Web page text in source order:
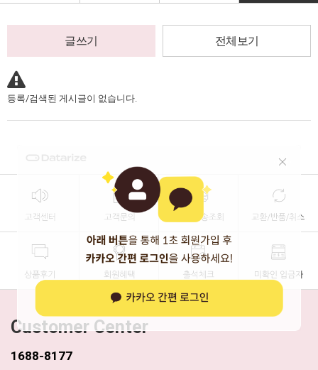
글쓰기 전체보기
등록/검색된 게시글이 없습니다.
Customer Center
1688-8177